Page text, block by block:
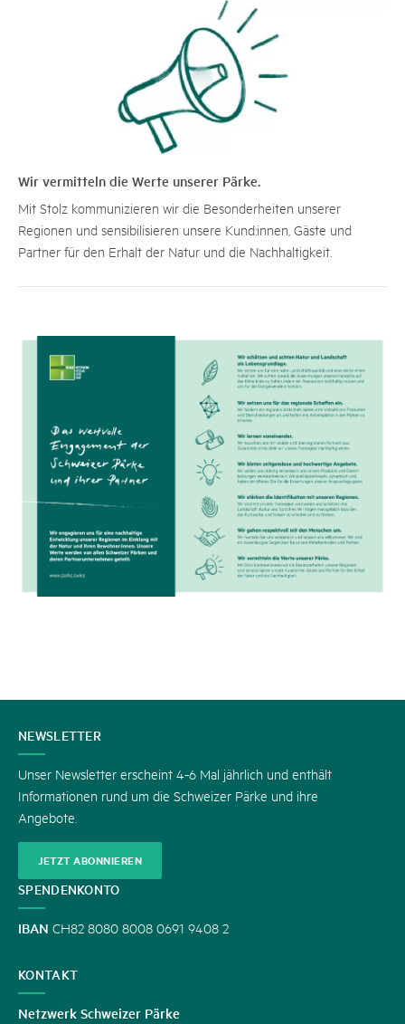
Wir vermitteln die Werte unserer Pärke.
Mit Stolz kommunizieren wir die Besonderheiten unserer
Regionen und sensibilisieren unsere Kund:innen, Gäste und
Partner für den Erhalt der Natur und die Nachhaltigkeit.
KONTAKT
NEWSLETTER
Unser Newsletter erscheint 4-6 Mal jährlich und enthält
Informationen rund um die Schweizer Pärke und ihre
Angebote.
JETZT ABONNIEREN
SPENDENKONTO
IBAN CH82 8080 8008 0691 9408 2
KONTAKT
Netzwerk Schweizer Pärke